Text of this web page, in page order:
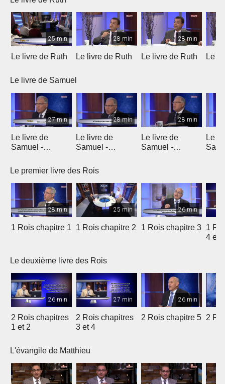
25 min
Le livre de Ruth
28 min
Le livre de Ruth
28 min
Le livre de Ruth Le
Le livre de Samuel
27 min
Le livre de
Samuel -
28 min
Le livre de
Samuel -
28 min
Le livre de
Samuel -
Le
Le premier livre des Rois
28 min
1 Rois chapitre 1
25 min
1 Rois chapitre 2
26 min
1 Rois chapitre 3
1
4 et 5
Le deuxième livre des Rois
26 min
2 Rois chapitres
1 et 2
27 min
2 Rois chapitres
3 et 4
26 min
2 Rois chapitre 5 2
L'évangile de Matthieu